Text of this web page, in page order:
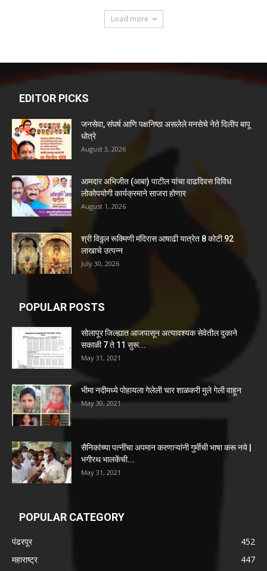
Load more
EDITOR PICKS
जनसेवा, संघर्ष आणि पक्षनिष्ठा असलेले मनसेचे नेते दिलीप बापू
धोत्रे
August 3, 2026
आमदार अभिजीत (आबा) पाटील यांचा वाढदिवस विविध
लोकोपयोगी कार्यक्रमाने साजरा होणार
August 1, 2026
श्री विठ्ठल रूक्मिणी मंदिरास आषाढी यात्रेत 8 कोटी 92
लाखाचे उत्पन्न
July 30, 2026
POPULAR POSTS
सोलापूर जिल्ह्यात आजपासून अत्यावश्यक सेवेतील दुकाने
सकाळी 7 ते 11 सुरू...
May 31, 2021
भीमा नदीमध्ये पोहायला गेलेली चार शाळकरी मुले गेली वाहून
May 30, 2021
सैनिकांच्या पत्नींचा अपमान करणाऱ्यांनी गुर्मीची भाषा करू नये |
भगीरथ भालकेंची...
May 31, 2021
POPULAR CATEGORY
पंढरपूर
452
महाराष्ट्र
447